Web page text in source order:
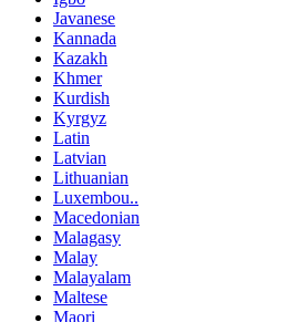
Javanese
Kannada
Kazakh
Khmer
Kurdish
Kyrgyz
Latin
Latvian
Lithuanian
Luxembou..
Macedonian
Malagasy
Malay
Malayalam
Maltese
Maori